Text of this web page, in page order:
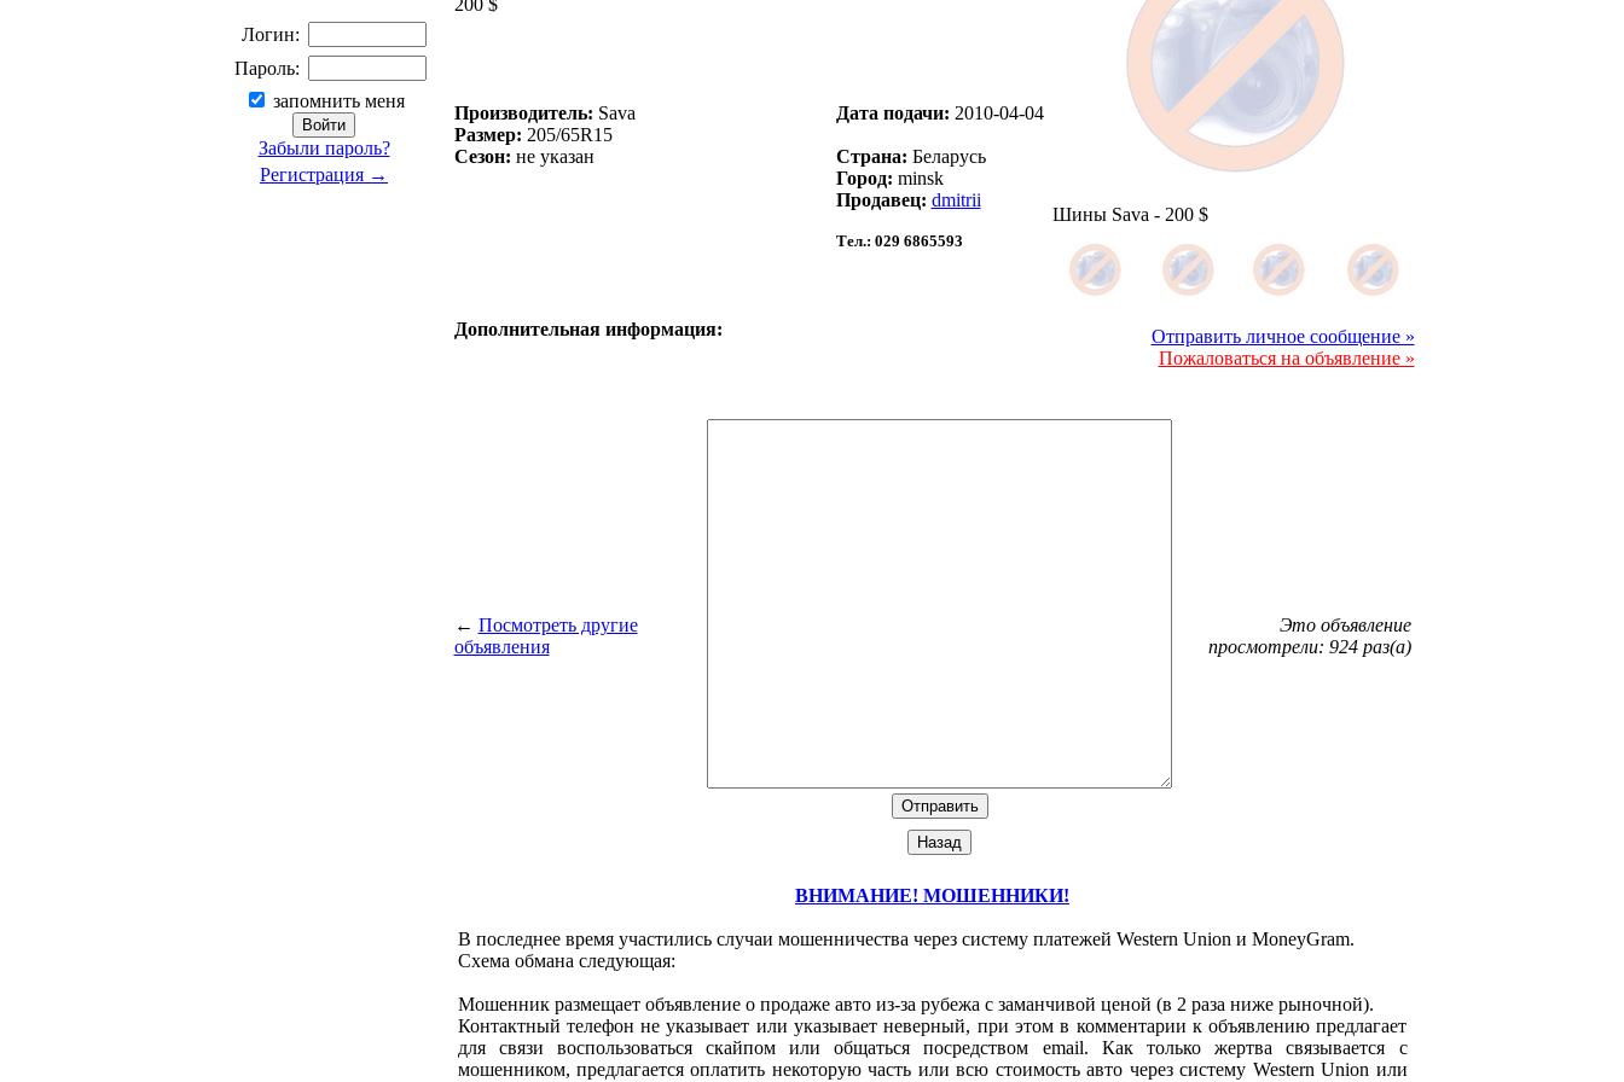
Логин:
Пароль:
запомнить меня
Забыли пароль?
Регистрация →
Производитель: Sava
Размер: 205/65R15
Сезон: не указан
Дата подачи: 2010-04-04
Страна: Беларусь
Город: minsk
Продавец: dmitrii
Тел.: 029 6865593
Дополнительная информация:
Шины Sava - 200 $
Отправить личное сообщение »
Пожаловаться на объявление »
← Посмотреть другие
объявления
Это объявление
просмотрели: 924 раз(а)
ВНИМАНИЕ! МОШЕННИКИ!
В последнее время участились случаи мошенничества через систему платежей Western Union и MoneyGram.
Схема обмана следующая:
Мошенник размещает объявление о продаже авто из-за рубежа с заманчивой ценой (в 2 раза ниже рыночной).
Контактный телефон не указывает или указывает неверный, при этом в комментарии к объявлению предлагает
для связи воспользоваться скайпом или общаться посредством email. Как только жертва связывается с
мошенником, предлагается оплатить некоторую часть или всю стоимость авто через систему Western Union или